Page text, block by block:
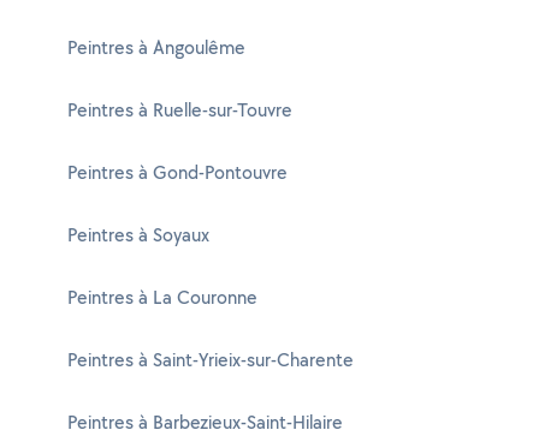
Peintres à Angoulême
Peintres à Ruelle-sur-Touvre
Peintres à Gond-Pontouvre
Peintres à Soyaux
Peintres à La Couronne
Peintres à Saint-Yrieix-sur-Charente
Peintres à Barbezieux-Saint-Hilaire